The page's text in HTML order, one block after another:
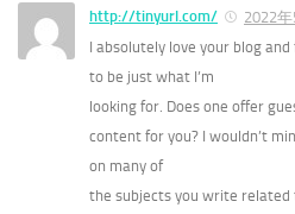
http://tinyurl.com/
2022
I absolutely love your blog
to be just what I’m
looking for. Does one offer
content for you? I wouldn’t
on many of
the subjects you write related